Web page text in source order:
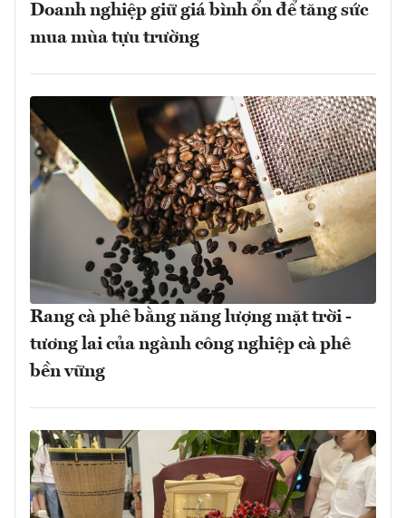
Doanh nghiệp giữ giá bình ổn để tăng sức
mua mùa tựu trường
Rang cà phê bằng năng lượng mặt trời -
tương lai của ngành công nghiệp cà phê
bền vững